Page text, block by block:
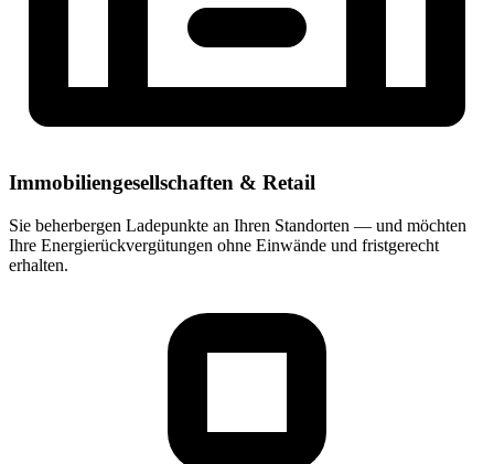
Immobiliengesellschaften & Retail
Sie beherbergen Ladepunkte an Ihren Standorten — und möchten
Ihre Energierückvergütungen ohne Einwände und fristgerecht
erhalten.